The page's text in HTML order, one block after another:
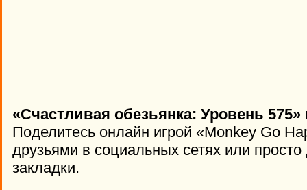
«Счастливая обезьянка: Уровень
Поделитесь онлайн игрой «Monkey Go
друзьями в социальных сетях или просто
закладки.